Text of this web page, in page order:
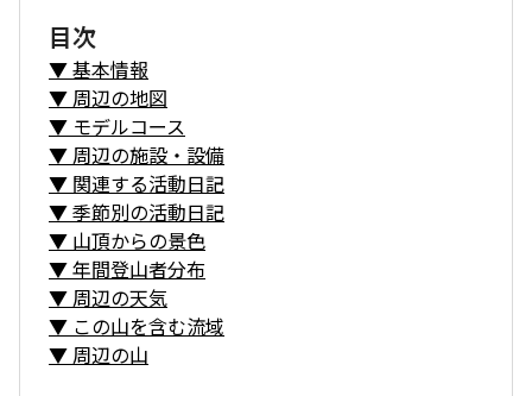
目次
▼基本情報
▼ 周辺の地図
▼ モデルコース
▼ 周辺の施設・設備
▼ 関連する活動日記
▼季節別の活動日記
▼ 山頂からの景色
▼年間登山者分布
▼ 周辺の天気
▼ この山を含む流域
▼ 周辺の山